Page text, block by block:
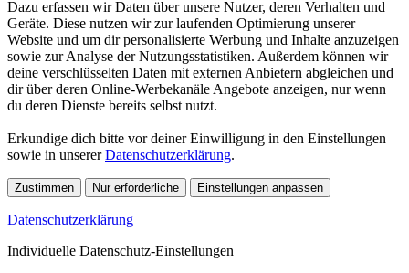
Dazu erfassen wir Daten über unsere Nutzer, deren Verhalten und
Geräte. Diese nutzen wir zur laufenden Optimierung unserer
Website und um dir personalisierte Werbung und Inhalte anzuzeigen
sowie zur Analyse der Nutzungsstatistiken. Außerdem können wir
deine verschlüsselten Daten mit externen Anbietern abgleichen und
dir über deren Online-Werbekanäle Angebote anzeigen, nur wenn
du deren Dienste bereits selbst nutzt.
Erkundige dich bitte vor deiner Einwilligung in den Einstellungen
sowie in unsererDatenschutzerklärung.
Zustimmen Nur erforderliche Einstellungen anpassen
Datenschutzerklärung
Individuelle Datenschutz-Einstellungen